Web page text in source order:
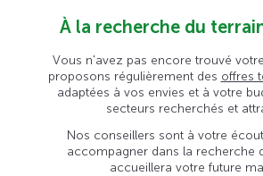
À la recherche du
Vous n'avez pas encore trouvé
proposons régulièrement des offres
adaptées à vos envies et à votre
secteurs recherchés et
Nos conseillers sont à votre
accompagner dans la recherche
accueillera votre future